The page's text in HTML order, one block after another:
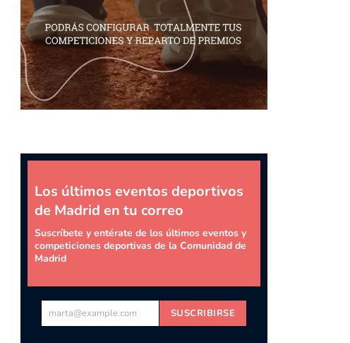
Los últimos eventos deportivos
de Madrid en tu correo
Suscríbete y entérate de los últimos eventos y
competiciones deportivas de la Comunidad de
Madrid
Tumarta@example.com SUSCRIBIRSE